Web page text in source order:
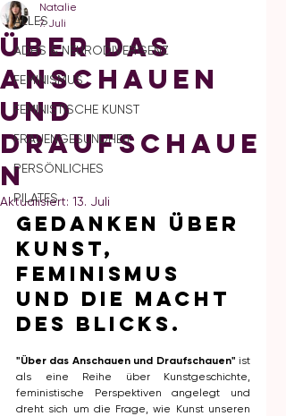
ALLES
ADHS & NEURODIVERGENZ
FEMINISMUS
FEMINISTISCHE KUNST
FRAUENGESUNDHEIT
PERSÖNLICHES
PILATES
Über das
Anschauen
und
Draufschaue
n
Natalie
7. Juli
Aktualisiert: 13. Juli
Gedanken über
Kunst,
Feminismus
und die Macht
des Blicks.
"Über das Anschauen und Draufschauen" ist
als eine Reihe über Kunstgeschichte,
feministische Perspektiven angelegt und
dreht sich um die Frage, wie Kunst unseren